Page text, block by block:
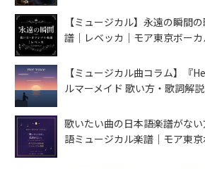
【ミュージカル】永遠の瞬間
譜｜レベッカ｜モア東京ボー
【ミュージカル曲コラム】『
ルマーメイド 歌い方・歌詞解
歌いたい曲の日本語楽譜がな
語ミュージカル楽譜｜モア東